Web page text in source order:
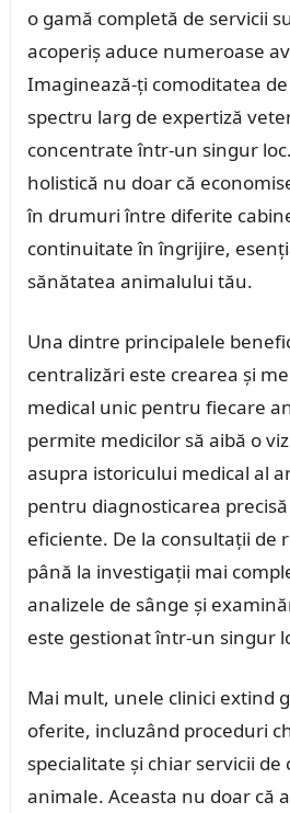
o gamă completă de servicii
acoperiș aduce numeroase
Imaginează-ți comoditatea
spectru larg de expertiză
concentrate într-un singur
holistică nu doar că
în drumuri între diferite
continuitate în îngrijire,
sănătatea animalului tău.
Una dintre principalele
centralizări este crearea și
medical unic pentru fiecare
permite medicilor să aibă o
asupra istoricului medical al
pentru diagnosticarea
eficiente. De la consultații de
până la investigații mai
analizele de sânge și
este gestionat într-un singur
Mai mult, unele clinici extind
oferite, incluzând proceduri
specialitate și chiar servicii
animale. Aceasta nu doar că